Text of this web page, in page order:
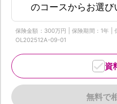
のコースからお選び
保険金額：300万円 | 保険期間：1年 |
OL202512A-09-01
無料で
資